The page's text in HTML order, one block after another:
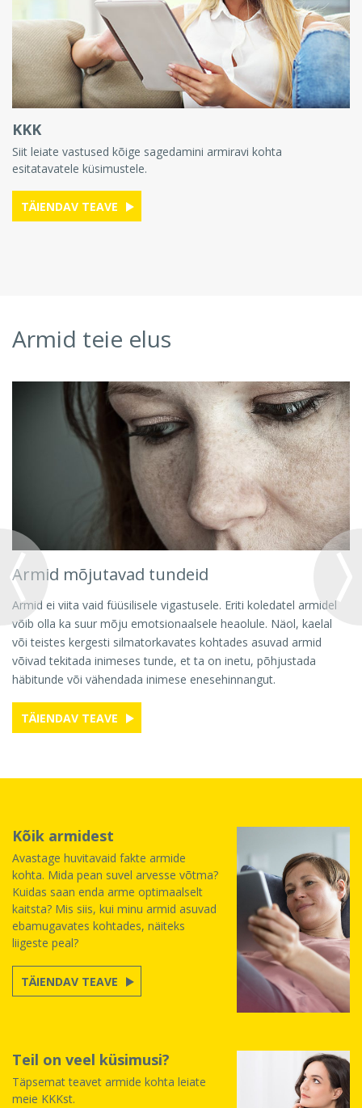
KKK
Siit leiate vastused kõige sagedamini armiravi kohta
esitatavatele küsimustele.
TÄIENDAV TEAVE
Armid teie elus
Armid mõjutavad tundeid
Armid ei viita vaid füüsilisele vigastusele. Eriti koledatel armidel
võib olla ka suur mõju emotsionaalsele heaolule. Näol, kaelal
või teistes kergesti silmatorkavates kohtades asuvad armid
võivad tekitada inimeses tunde, et ta on inetu, põhjustada
häbitunde või vähendada inimese enesehinnangut.
TÄIENDAV TEAVE
Kõik armidest
Avastage huvitavaid fakte armide
kohta. Mida pean suvel arvesse võtma?
Kuidas saan enda arme optimaalselt
kaitsta? Mis siis, kui minu armid asuvad
ebamugavates kohtades, näiteks
liigeste peal?
TÄIENDAV TEAVE
Teil on veel küsimusi?
Täpsemat teavet armide kohta leiate
meie KKKst.